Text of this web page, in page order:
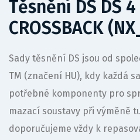
Těsnění DS DS
CROSSBACK
Sady těsnění DS jsou od
TM (značení HU), kdy každá
potřebné komponenty pro
mazací soustavy při výměně
doporučujeme vždy k